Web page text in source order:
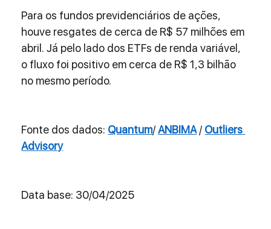
Para os fundos previdenciários de ações,
houve resgates de cerca de R$ 57 milhões em
abril. Já pelo lado dos ETFs de renda variável,
o fluxo foi positivo em cerca de R$ 1,3 bilhão
no mesmo período.
Fonte dos dados: Quantum/ ANBIMA / Outliers
Advisory
Data base: 30/04/2025